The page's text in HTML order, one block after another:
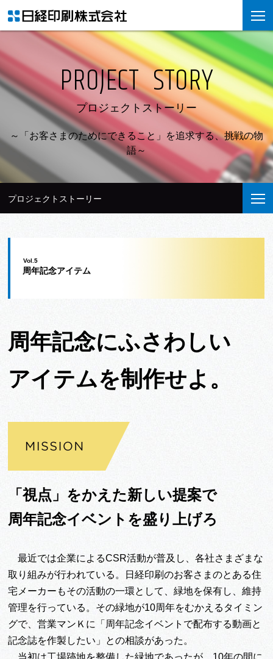
PROJECT STORY
プロジェクトストーリー
～「お客さまのためにできること」を追求する、挑戦の物
語～
プロジェクトストーリー
Vol.5
周年記念アイテム
周年記念にふさわしい
アイテムを制作せよ。
「視点」をかえた新しい提案で
周年記念イベントを盛り上げろ
最近では企業によるCSR活動が普及し、各社さまざまな
取り組みが行われている。日経印刷のお客さまのとある住
宅メーカーもその活動の一環として、緑地を保有し、維持
管理を行っている。その緑地が10周年をむかえるタイミン
グで、営業マンＫに「周年記念イベントで配布する動画と
記念誌を作製したい」との相談があった。
当初は工場跡地を整備した緑地であったが、10年の間に